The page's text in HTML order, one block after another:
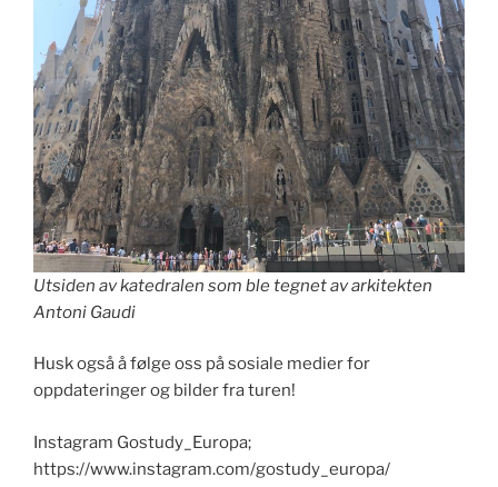
Utsiden av katedralen som ble tegnet av arkitekten
Antoni Gaudi
Husk også å følge oss på sosiale medier for
oppdateringer og bilder fra turen!
Instagram Gostudy_Europa;
https://www.instagram.com/gostudy_europa/